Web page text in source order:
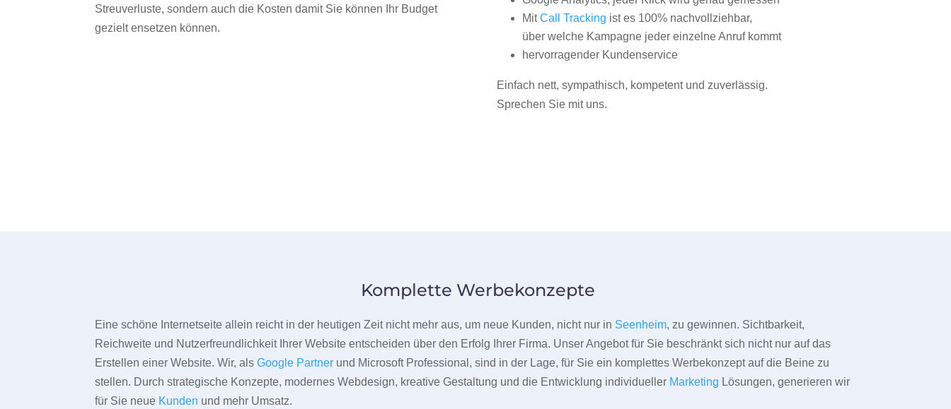
Streuverluste, sondern auch die Kosten damit Sie können Ihr Budget
gezielt ensetzen können.
MitCall Tracking ist es 100% nachvollziehbar,
über welche Kampagne jeder einzelne Anruf kommt
hervorragender Kundenservice
Einfach nett, sympathisch, kompetent und zuverlässig.
Sprechen Sie mit uns.
Komplette Werbekonzepte
Eine schöne Internetseite allein reicht in der heutigen Zeit nicht mehr aus, um neue Kunden, nicht nur in Seenheim, zu gewinnen. Sichtbarkeit,
Reichweite und Nutzerfreundlichkeit Ihrer Website entscheiden über den Erfolg Ihrer Firma. Unser Angebot für Sie beschränkt sich nicht nur auf das
Erstellen einer Website. Wir, alsGoogle Partner und Microsoft Professional, sind in der Lage, für Sie ein komplettes Werbekonzept auf die Beine zu
stellen. Durch strategische Konzepte, modernes Webdesign, kreative Gestaltung und die Entwicklung individueller Marketing Lösungen, generieren wir
für Sie neue Kunden und mehr Umsatz.